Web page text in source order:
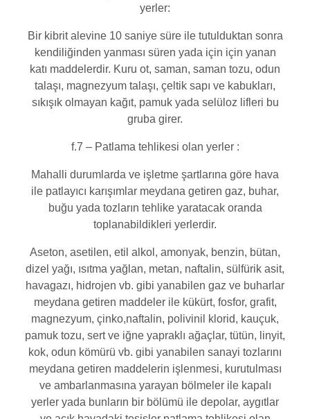
yerler:
Bir kibrit alevine 10 saniye süre ile tutulduktan sonra
kendiliğinden yanması süren yada için için yanan
katı maddelerdir. Kuru ot, saman, saman tozu, odun
talaşı, magnezyum talaşı, çeltik sapı ve kabukları,
sıkışık olmayan kağıt, pamuk yada selüloz lifleri bu
gruba girer.
f.7 – Patlama tehlikesi olan yerler :
Mahalli durumlarda ve işletme şartlarına göre hava
ile patlayıcı karışımlar meydana getiren gaz, buhar,
buğu yada tozların tehlike yaratacak oranda
toplanabildikleri yerlerdir.
Aseton, asetilen, etil alkol, amonyak, benzin, bütan,
dizel yağı, ısıtma yağlan, metan, naftalin, sülfürik asit,
havagazı, hidrojen vb. gibi yanabilen gaz ve buharlar
meydana getiren maddeler ile kükürt, fosfor, grafit,
magnezyum, çinko,naftalin, polivinil klorid, kauçuk,
pamuk tozu, sert ve iğne yapraklı ağaçlar, tütün, linyit,
kok, odun kömürü vb. gibi yanabilen sanayi tozlarını
meydana getiren maddelerin işlenmesi, kurutulması
ve ambarlanmasına yarayan bölmeler ile kapalı
yerler yada bunların bir bölümü ile depolar, aygıtlar